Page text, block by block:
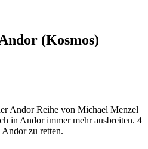
(Kosmos)
Andor Reihe von Michael Menzel
in Andor immer mehr ausbreiten. 4
zu retten.